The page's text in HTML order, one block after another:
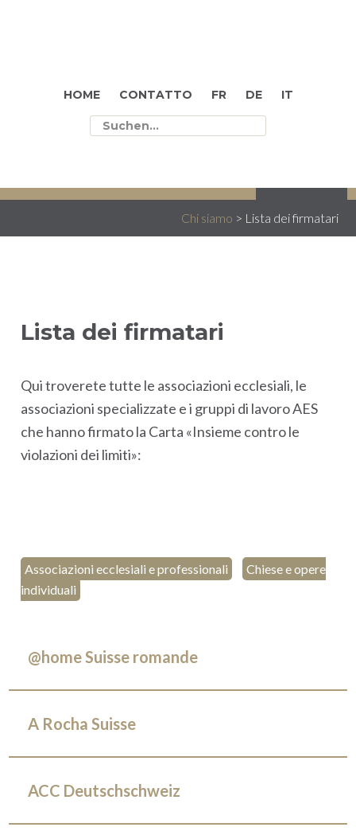
HOME CONTATTO FR DE IT
Chi siamo > Lista dei firmatari
Lista dei firmatari
Qui troverete tutte le associazioni ecclesiali, le
associazioni specializzate e i gruppi di lavoro AES
che hanno firmato la Carta «Insieme contro le
violazioni dei limiti»:
Associazioni ecclesiali e professionali
Chiese e opere
individuali
@home Suisse romande
A Rocha Suisse
ACC Deutschschweiz